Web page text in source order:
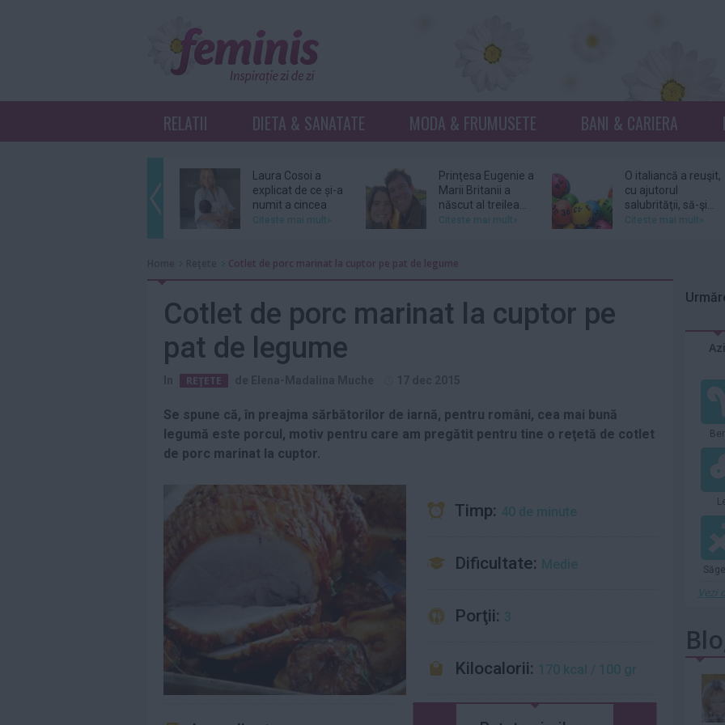
RELATII DIETA & SANATATE MODA & FRUMUSETE BANI & CARIERA
Laura Cosoi a
explicat de ce și-a
numit a cincea
fiică...
Citeste mai mult»
Prinţesa Eugenie a
Marii Britanii a
născut al treilea...
Citeste mai mult»
O italiancă a reuşit,
cu ajutorul
salubrităţii, să-şi...
Citeste mai mult»
Ariana Grande se
retrage din
musical...
Citeste mai mult»
dolari...
Citeste mai mult» Citeste mai mult»
Grupul BTS nu se
va înscrie în cursa
pentru Premiile...
acuză pe actorul
Citeste mai mult»
Ce cred bărbații că
este romantic, dar
multe femei
Jon Bon Jovi a
întrerupt brusc un
american Chris
Brown pledează
Cum prepari cea
mai fragedă ceafă
de porc la cuptor....
Citeste mai mult»
Bryan Johnson,
americanul care a
Cotlet de porc marinat la cuptor pe pat de legume
Cotlet de porc marinat la cuptor pe
pat de legume
REŢETE
Se spune că, în preajma sărbătorilor de iarnă, pentru români, cea mai bună
legumă este porcul, motiv pentru care am pregătit pentru tine o reţetă de cotlet
de porc marinat la cuptor.
Timp: 40 de minute
Dificultate: Medie
Porţii: 3
Kilocalorii: 170 kcal / 100 gr
Azi
Vezi